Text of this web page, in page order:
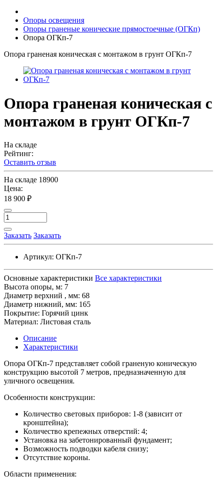
Опоры освещения
Опоры граненые конические прямостоечные (ОГКп)
Опора ОГКп-7
Опора граненая коническая с монтажом в грунт ОГКп-7
Опора граненая коническая с
монтажом в грунт ОГКп-7
На складе
Рейтинг:
Оставить отзыв
На складе 18900
Цена:
18 900 ₽
Заказать Заказать
Артикул: ОГКп-7
Основные характеристики Все характеристики
Высота опоры, м: 7
Диaмeтp верхний , мм: 68
Диaмeтp нижний, мм: 165
Покрытие: Горячий цинк
Материал: Листовая сталь
Описание
Характеристики
Опора ОГКп-7 представляет собой граненую коническую
конструкцию высотой 7 метров, предназначенную для
уличного освещения.
Особенности конструкции:
Количество световых приборов: 1-8 (зависит от
кронштейна);
Количество крепежных отверстий: 4;
Установка на забетонированный фундамент;
Возможность подводки кабеля снизу;
Отсутствие короны.
Области применения: